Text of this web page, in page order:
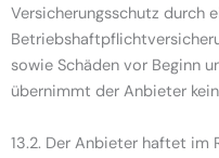
Versicherungsschutz durch
sowie Schäden vor Beginn
übernimmt der Anbieter
13.2. Der Anbieter haftet im